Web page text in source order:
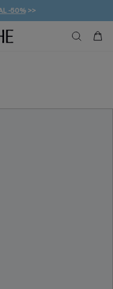
-50%>>
DA 49€
DI SCONTO*